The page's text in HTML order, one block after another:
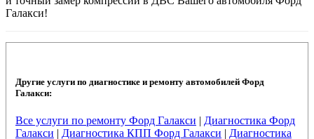
Галакси!
Другие услуги по диагностике и ремонту автомобилей Форд
Галакси:
Все услуги по ремонту Форд Галакси | Диагностика Форд
Галакси | Диагностика КПП Форд Галакси | Диагностика